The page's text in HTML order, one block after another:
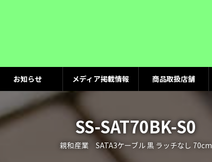
お知らせ メディア掲載情報 商品取扱店舗
SS-SAT70BK-S0
親和産業 SATA3ケーブル 黒 ラッチなし 70cm